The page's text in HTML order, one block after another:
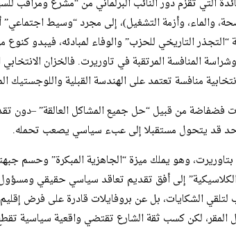
التي تقزم دور النائب البرلماني من “مشرع ومراقب
والماء، وأزمة التشغيل)، إلى مجرد “وسيط
“التجذر التاريخي للحزب” والوفاء لمبادئه، فيبدو
المنافسة المرتقبة في تاوريرت. فالخزان
منافسة تعتمد على الهندسة القبلية واللوجستيك
فضفاضة من قبيل “حل جميع المشاكل العالقة” –دون
قد يتحول مستقبلا إلى عبء سياسي يصعب تحمله.
بتاوريرت، وهو يملك ميزة “الجاهزية المبكرة” وحسم
إلى أفق تقديم تعاقد سياسي حقيقي
الشكايات، بل عن بروفايلات قادرة على فرض إقليم
لكن كسب ثقة الشارع تقتضي واقعية سياسية تقطع